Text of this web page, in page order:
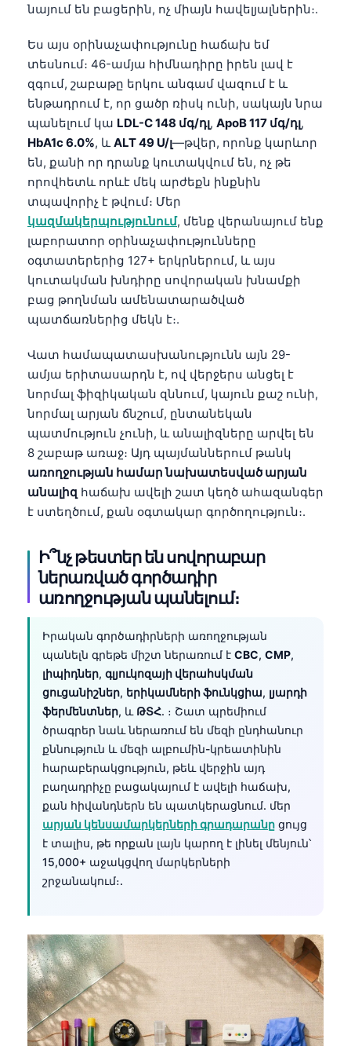
նայում են բացերին, ոչ միայն հավելյալներին։.
Ես այս օրինաչափությունը հաճախ եմ
տեսնում։ 46-ամյա հիմնադիրը իրեն լավ է
զգում, շաբաթը երկու անգամ վազում է և
ենթադրում է, որ ցածր ռիսկ ունի, սակայն նրա
պանելում կա LDL-C 148 մգ/դլ, ApoB 117 մգ/դլ,
HbA1c 6.0%, և ALT 49 U/լ—թվեր, որոնք կարևոր
են, քանի որ դրանք կուտակվում են, ոչ թե
որովհետև որևէ մեկ արժեքն ինքնին
տպավորիչ է թվում։ Մեր
կազմակերպությունում, մենք վերանայում ենք
լաբորատոր օրինաչափությունները
օգտատերերից 127+ երկրներում, և այս
կուտակման խնդիրը սովորական խնամքի
բաց թողնման ամենատարածված
պատճառներից մեկն է։.
Վատ համապատասխանությունն այն 29-
ամյա երիտասարդն է, ով վերջերս անցել է
նորմալ ֆիզիկական զննում, կայուն քաշ ունի,
նորմալ արյան ճնշում, ընտանեկան
պատմություն չունի, և անալիզները արվել են
8 շաբաթ առաջ։ Այդ պայմաններում թանկ
առողջության համար նախատեսված արյան
անալիզ հաճախ ավելի շատ կեղծ ահազանգեր
է ստեղծում, քան օգտակար գործողություն։.
Ի՞նչ թեստեր են սովորաբար
ներառված գործադիր
առողջության պանելում։
Իրական գործադիրների առողջության
պանելն գրեթե միշտ ներառում է CBC, CMP,
լիպիդներ, գլյուկոզայի վերահսկման
ցուցանիշներ, երիկամների ֆունկցիա, լյարդի
ֆերմենտներ, և ԹՏՀ. ։ Շատ պրեմիում
ծրագրեր նաև ներառում են մեզի ընդհանուր
քննություն և մեզի ալբումին-կրեատինին
հարաբերակցություն, թեև վերջին այդ
բաղադրիչը բացակայում է ավելի հաճախ,
քան հիվանդներն են պատկերացնում. մեր
արյան կենսամարկերների գրադարանը ցույց
է տալիս, թե որքան լայն կարող է լինել մենյուն՝
15,000+ աջակցվող մարկերների
շրջանակում։.